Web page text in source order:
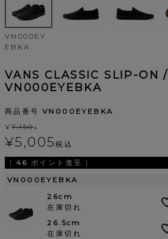
VN000EY
EBKA
VANS CLASSIC SLIP-ON /
VN000EYEBKA
商品番号 VN000EYEBKA
¥7,150↓
¥5,005税込
[ 46 ポイント進呈 ]
VN000EYEBKA
26cm
在庫切れ
26.5cm
在庫切れ